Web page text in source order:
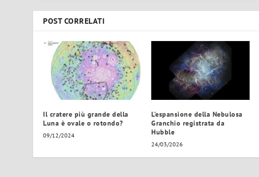
POST CORRELATI
Il cratere più grande della
Luna è ovale o rotondo?
09/12/2024
L’espansione della Nebulosa
Granchio registrata da
Hubble
24/03/2026